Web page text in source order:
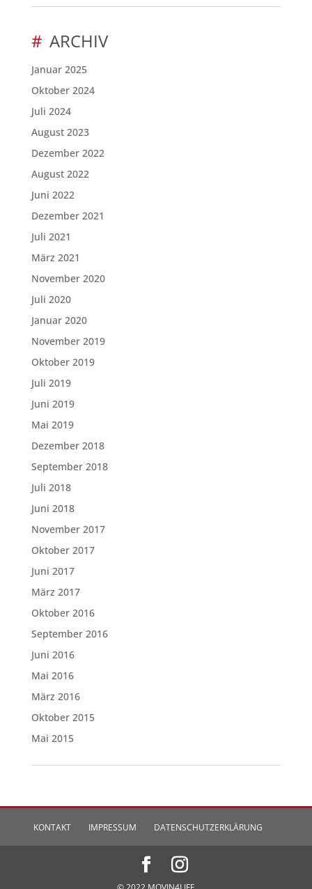
ARCHIV
Januar 2025
Oktober 2024
Juli 2024
August 2023
Dezember 2022
August 2022
Juni 2022
Dezember 2021
Juli 2021
März 2021
November 2020
Juli 2020
Januar 2020
November 2019
Oktober 2019
Juli 2019
Juni 2019
Mai 2019
Dezember 2018
September 2018
Juli 2018
Juni 2018
November 2017
Oktober 2017
Juni 2017
März 2017
Oktober 2016
September 2016
Juni 2016
Mai 2016
März 2016
Oktober 2015
Mai 2015
KONTAKT IMPRESSUM DATENSCHUTZERKLÄRUNG